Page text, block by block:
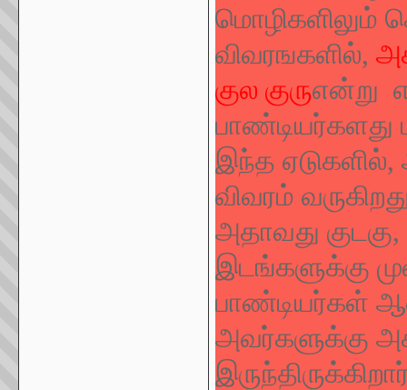
மொழிகளிலும்
விவரஙகளில்,
குல குருஎன்று
இந்த
விவரம்
அதாவது
இடங்களுக்கு
பாண்டியர்கள்
அவர்களுக்கு